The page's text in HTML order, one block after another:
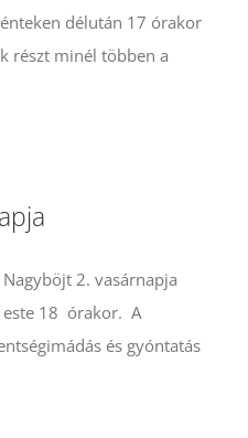
délután 17 órakor
részt minél többen a
2. vasárnapja
este 18 órakor. A
és gyóntatás